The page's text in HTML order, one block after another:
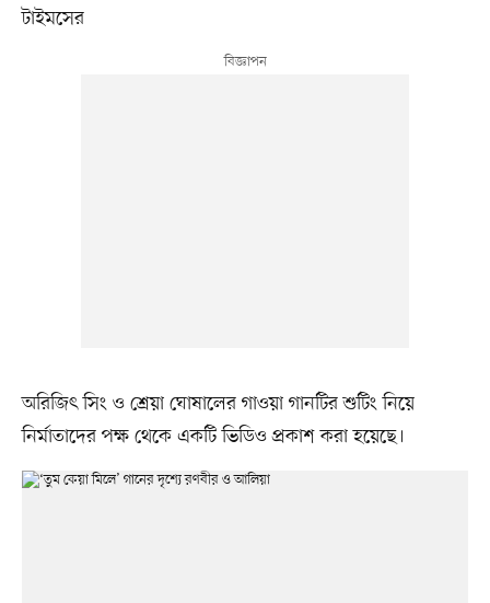
টাইমসের
অরিজিৎ সিং ও শ্রেয়া ঘোষালের গাওয়া গানটির শুটিং নিয়ে
নির্মাতাদের পক্ষ থেকে একটি ভিডিও প্রকাশ করা হয়েছে।